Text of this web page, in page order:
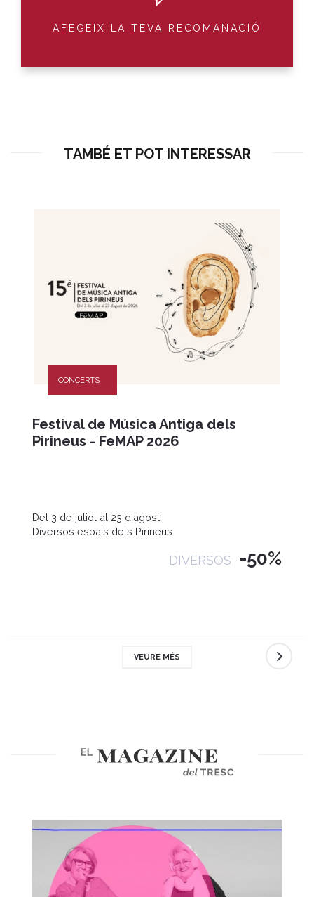
AFEGEIX LA TEVA RECOMANACIÓ
TAMBÉ ET POT INTERESSAR
CONCERTS
Festival de Música Antiga dels
Pirineus - FeMAP 2026
Del 3 de juliol al 23 d'agost
Diversos espais dels Pirineus
DIVERSOS -50%
VEURE MÉS